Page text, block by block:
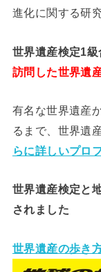
進化に関する研
世界遺産検定1級
訪問した世界遺
有名な世界遺産
るまで、世界遺
らに詳しいプロ
世界遺産検定と
されました
世界遺産の歩き